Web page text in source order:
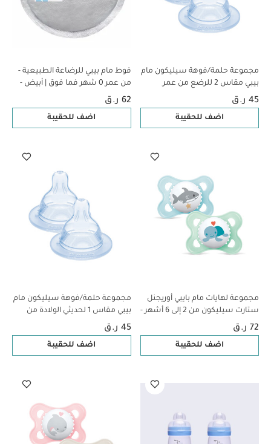
مجموعة حلمة/فوهة سيليكون مام
بيبي مقاس 2 للرضع من عمر
شهرين فما فوق | شفاف – عبوة
قطعتين
45 ر.ق
اضف للحقيبة
فوط مام بيبي للرضاعة الطبيعية -
من عمر 0 ​​شهر فما فوق | أبيض -
30 قطعة
62 ر.ق
اضف للحقيبة
مجموعة لهايات مام بايبي أوريجنل
ستارت سيليكون من 2 إلى 6 أشهر -
سي لايف بلو وأخضر، قطعتين
72 ر.ق
اضف للحقيبة
مجموعة حلمة/فوهة سيليكون مام
بيبي مقاس 1 لحديثي الولادة من
عمر 0 شهر فما فوق | شفاف –
عبوة قطعتين
45 ر.ق
اضف للحقيبة